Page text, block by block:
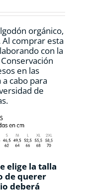
orgánico,
comprar esta
con la
en las
cabo para
de
elige la talla
de querer
deberá